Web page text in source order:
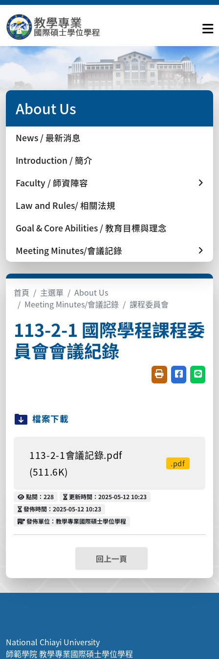
About Us
News / 最新消息
Introduction / 簡介
Faculty / 師資陣容
Law and Rules/ 相關法規
Goal & Core Abilities / 教育目標與理念
Meeting Minutes/會議記錄
首頁 主選單
About Us
Meeting Minutes/會議記錄
課程委員會
113-2-1 國際學程課程委
員會會議紀錄
友善列印(開新視
分享至臉書
分享
檔案下載
113-2-1會議記錄.pdf
(511.6K)
.pdf
點閱
點閱：228 更新時間
更新時間：2025-05-12 10:23
發佈時間
發佈時間：2025-05-12 10:23
發佈單位
發佈單位：教學專業國際碩士學位學程
回上一頁
National Chiayi University
師範學院 教學專業國際碩士學位學程